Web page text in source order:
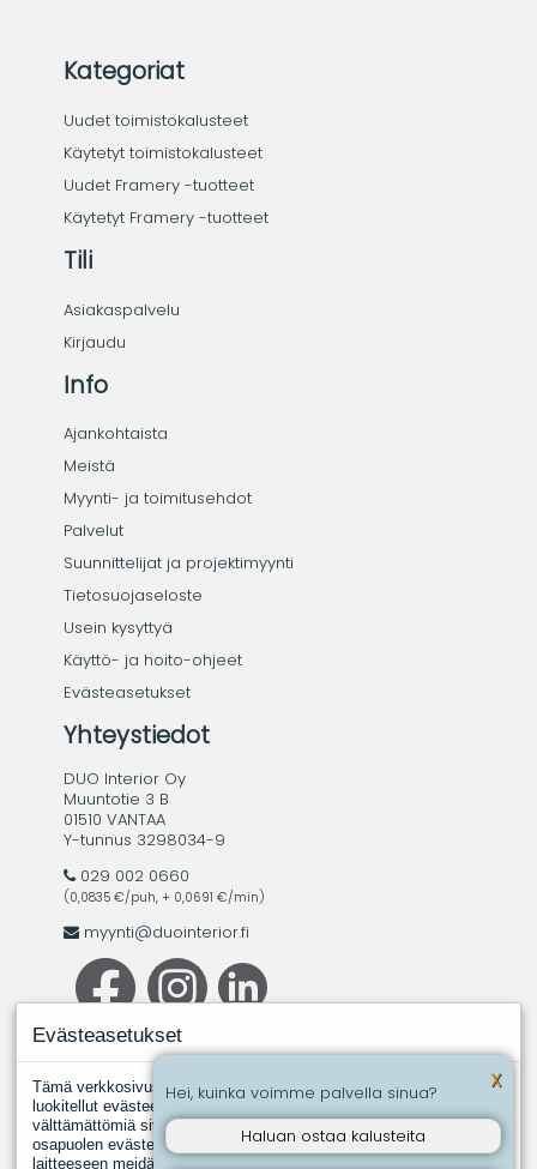
Kategoriat
Uudet toimistokalusteet
Käytetyt toimistokalusteet
Uudet Framery -tuotteet
Käytetyt Framery -tuotteet
Tili
Asiakaspalvelu
Kirjaudu
Info
Ajankohtaista
Meistä
Myynti- ja toimitusehdot
Palvelut
Suunnittelijat ja projektimyynti
Tietosuojaseloste
Usein kysyttyä
Käyttö- ja hoito-ohjeet
Evästeasetukset
Yhteystiedot
DUO Interior Oy
Muuntotie 3 B
01510 VANTAA
Y-tunnus 3298034-9
029 002 0660
(0,0835 €/puh, + 0,0691 €/min)
myynti@duointerior.fi
X
Hei, kuinka voimme palvella sinua?
Haluan ostaa kalusteita
Evästeasetukset
Tämä verkkosivusto käyttää evästeitä. Evästeistä välttämättömiksi
luokitellut evästeet tallennetaan selaimeesi, koska ne ovat
välttämättömiä sivuston perustoimintoja varten. Muut, kolmannen
osapuolen evästeet ovat evästeitä, joita joku toinen taho asentaa
laitteeseen meidän puolestamme. Näin tapahtuu silloin, kun jokin